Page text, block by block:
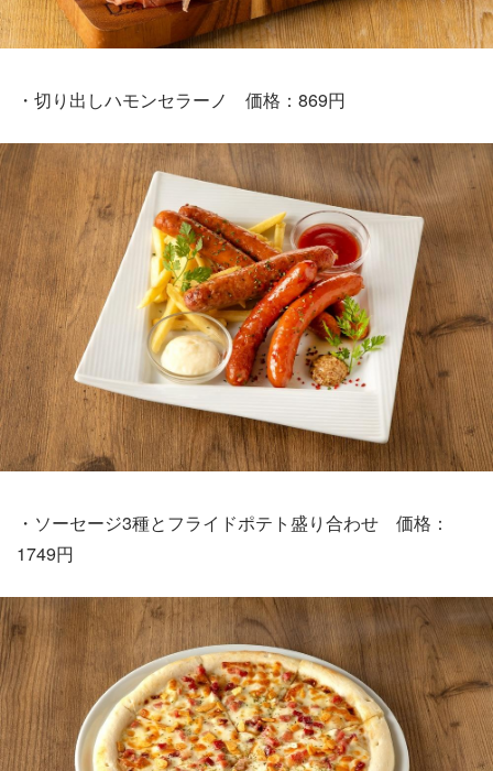
・切り出しハモンセラーノ 価格：869円
・ソーセージ3種とフライドポテト盛り合わせ 価格：
1749円